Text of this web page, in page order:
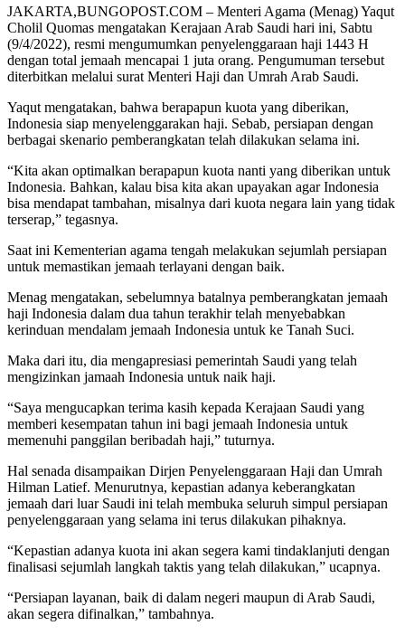
JAKARTA,BUNGOPOST.COM – Menteri Agama (Menag) Yaqut
Cholil Quomas mengatakan Kerajaan Arab Saudi hari ini, Sabtu
(9/4/2022), resmi mengumumkan penyelenggaraan haji 1443 H
dengan total jemaah mencapai 1 juta orang. Pengumuman tersebut
diterbitkan melalui surat Menteri Haji dan Umrah Arab Saudi.
Yaqut mengatakan, bahwa berapapun kuota yang diberikan,
Indonesia siap menyelenggarakan haji. Sebab, persiapan dengan
berbagai skenario pemberangkatan telah dilakukan selama ini.
“Kita akan optimalkan berapapun kuota nanti yang diberikan untuk
Indonesia. Bahkan, kalau bisa kita akan upayakan agar Indonesia
bisa mendapat tambahan, misalnya dari kuota negara lain yang tidak
terserap,” tegasnya.
Saat ini Kementerian agama tengah melakukan sejumlah persiapan
untuk memastikan jemaah terlayani dengan baik.
Menag mengatakan, sebelumnya batalnya pemberangkatan jemaah
haji Indonesia dalam dua tahun terakhir telah menyebabkan
kerinduan mendalam jemaah Indonesia untuk ke Tanah Suci.
Maka dari itu, dia mengapresiasi pemerintah Saudi yang telah
mengizinkan jamaah Indonesia untuk naik haji.
“Saya mengucapkan terima kasih kepada Kerajaan Saudi yang
memberi kesempatan tahun ini bagi jemaah Indonesia untuk
memenuhi panggilan beribadah haji,” tuturnya.
Hal senada disampaikan Dirjen Penyelenggaraan Haji dan Umrah
Hilman Latief. Menurutnya, kepastian adanya keberangkatan
jemaah dari luar Saudi ini telah membuka seluruh simpul persiapan
penyelenggaraan yang selama ini terus dilakukan pihaknya.
“Kepastian adanya kuota ini akan segera kami tindaklanjuti dengan
finalisasi sejumlah langkah taktis yang telah dilakukan,” ucapnya.
“Persiapan layanan, baik di dalam negeri maupun di Arab Saudi,
akan segera difinalkan,” tambahnya.